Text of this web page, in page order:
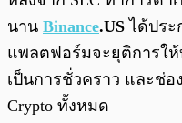
นาน Binance.US ได้ประ
แพลตฟอร์มจะยุติการให้
เป็นการชั่วคราว และช่อ
Crypto ทั้งหมด